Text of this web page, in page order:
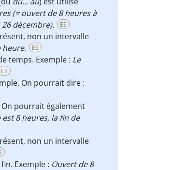
(= ouvert de 8 heures à
décembre). ES
non un intervalle
heure. ES
temps. Exemple : Le
ES
On pourrait dire :
On pourrait également
8 heures, la fin de
non un intervalle
Exemple : Ouvert de 8